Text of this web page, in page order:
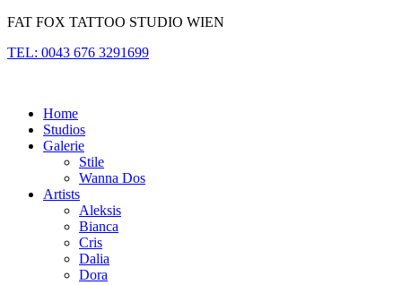
Zum
springen
FAT FOX TATTOO STUDIO WIEN
TEL: 0043 676 3291699
Home
Studios
Galerie
Stile
Wanna Dos
Artists
Aleksis
Bianca
Cris
Dalia
Dora